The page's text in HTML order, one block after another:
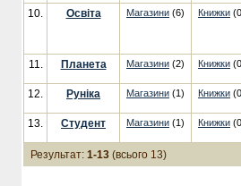
10. Освіта Магазини (6) Книжки
11. Планета Магазини (2) Книжки
12. Руніка Магазини (1) Книжки
13. Студент Магазини (1) Книжки
Результат: 1-13 (всього 13)